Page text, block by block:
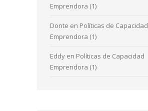
Emprendora (1)
Donte en Políticas de Capacidad
Emprendora (1)
Eddy en Políticas de Capacidad
Emprendora (1)